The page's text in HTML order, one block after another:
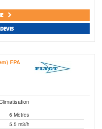
6 Mètres
5.5 m3/h